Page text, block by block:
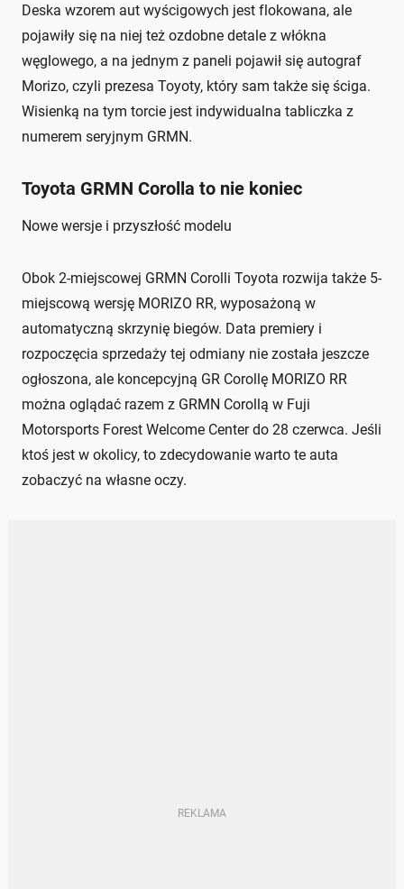
Deska wzorem aut wyścigowych jest flokowana, ale
pojawiły się na niej też ozdobne detale z włókna
węglowego, a na jednym z paneli pojawił się autograf
Morizo, czyli prezesa Toyoty, który sam także się ściga.
Wisienką na tym torcie jest indywidualna tabliczka z
numerem seryjnym GRMN.
Toyota GRMN Corolla to nie koniec
Nowe wersje i przyszłość modelu
Obok 2-miejscowej GRMN Corolli Toyota rozwija także 5-
miejscową wersję MORIZO RR, wyposażoną w
automatyczną skrzynię biegów. Data premiery i
rozpoczęcia sprzedaży tej odmiany nie została jeszcze
ogłoszona, ale koncepcyjną GR Corollę MORIZO RR
można oglądać razem z GRMN Corollą w Fuji
Motorsports Forest Welcome Center do 28 czerwca. Jeśli
ktoś jest w okolicy, to zdecydowanie warto te auta
zobaczyć na własne oczy.